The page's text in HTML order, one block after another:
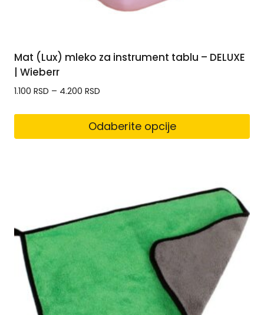
Mat (Lux) mleko za instrument tablu – DELUXE
| Wieberr
1.100 RSD – 4.200 RSD
Odaberite opcije